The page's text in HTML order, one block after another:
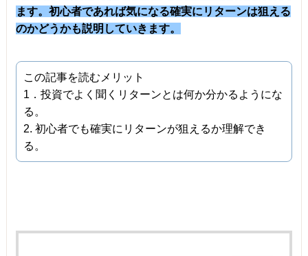
ます。初心者であれば気になる確実にリターンは狙える
のかどうかも説明していきます。
この記事を読むメリット
1．投資でよく聞くリターンとは何か分かるようにな
る。
2. 初心者でも確実にリターンが狙えるか理解でき
る。